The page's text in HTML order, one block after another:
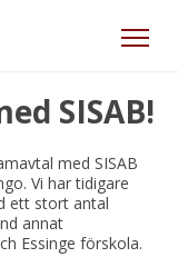
SISAB!
med SISAB
Vi har tidigare
ett stort antal
annat
Essinge förskola.